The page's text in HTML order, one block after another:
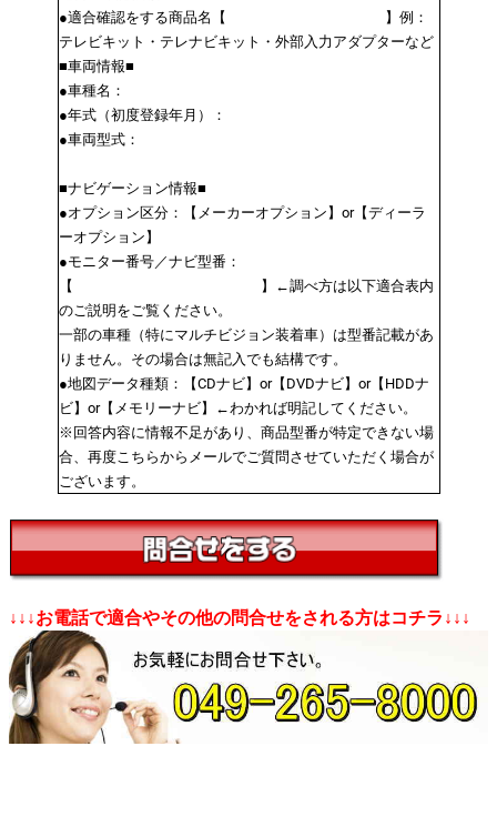
●適合確認をする商品名【 】例：
テレビキット・テレナビキット・外部入力アダプターなど
■車両情報■
●車種名：
●年式（初度登録年月）：
●車両型式：
■ナビゲーション情報■
●オプション区分：【メーカーオプション】or【ディーラ
ーオプション】
●モニター番号／ナビ型番：
【 】←調べ方は以下適合表内
のご説明をご覧ください。
一部の車種（特にマルチビジョン装着車）は型番記載があ
りません。その場合は無記入でも結構です。
●地図データ種類：【CDナビ】or【DVDナビ】or【HDDナ
ビ】or【メモリーナビ】←わかれば明記してください。
※回答内容に情報不足があり、商品型番が特定できない場
合、再度こちらからメールでご質問させていただく場合が
ございます。
↓↓↓お電話で適合やその他の問合せをされる方はコチラ↓↓↓